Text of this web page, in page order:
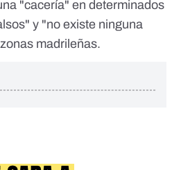
"cacería" en determinados
y "no existe ninguna
madrileñas.